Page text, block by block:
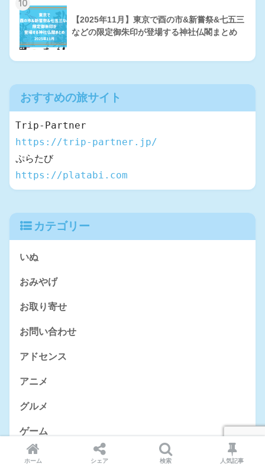
10
【2025年11月】東京で酉の市&新嘗祭&七五三
などの限定御朱印が登場する神社仏閣まとめ
おすすめの旅サイト
https://trip-partner.jp/
https://platabi.com
カテゴリー
いぬ
おみやげ
お取り寄せ
お問い合わせ
アドセンス
アニメ
グルメ
ゲーム
プライバシーポリシー
ホーム シェア 検索 人気記事